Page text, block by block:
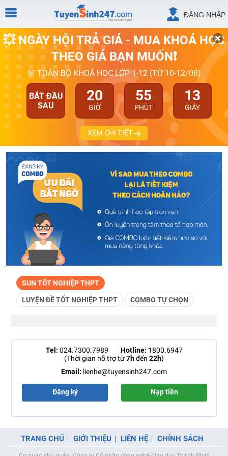
ĐĂNG NHẬP
💥 NGÀY HỘI TRẢ GIÁ - MUA KHOÁ HỌC
THEO GIÁ BẠN MUỐN❗
🎯 TOÀN BỘ KHOÁ HỌC LỚP 1-12 (TỪ 10-12/08)
BẮT ĐẦU
SAU
20
GIỜ
55
PHÚT
12
GIÂY
XEM CHI TIẾT
SUN TỐT NGHIỆP THPT
LUYỆN ĐỀ TỐT NGHIỆP THPT COMBO TỰ CHỌN
Tel: 024.7300.7989 Hotline: 1800.6947
(Thời gian hỗ trợ từ7hđến 22h)
Email: lienhe@tuyensinh247.com
Đăng ký Nạp tiền
TRANG CHỦ GIỚI THIỆU LIÊN HỆ CHÍNH SÁCH